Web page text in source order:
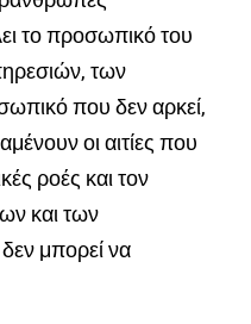
το προσωπικό του
των
που δεν αρκεί,
οι αιτίες που
ροές και τον
και των
μπορεί να